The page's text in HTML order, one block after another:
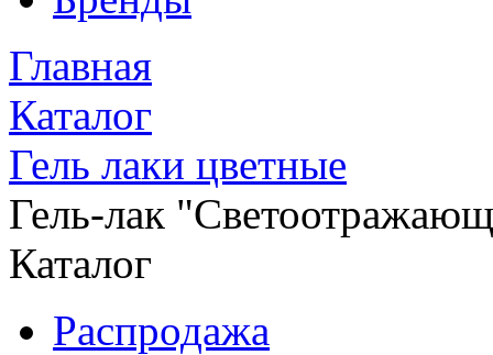
Главная
Каталог
Гель лаки цветные
Гель-лак
Каталог
Распродажа